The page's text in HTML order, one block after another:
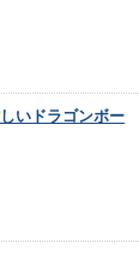
いドラゴンボー